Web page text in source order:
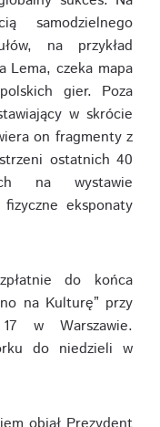
samodzielnego
na przykład
Lema, czeka mapa
gier. Poza
w skrócie
on fragmenty z
ostatnich 40
na wystawie
eksponaty
do końca
na Kulturę” przy
w Warszawie.
do niedzieli w